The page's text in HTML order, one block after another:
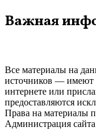
Важная
Все материалы на
источников — имеют
интернете или
предоставляются
Права на материалы
Администрация сайта